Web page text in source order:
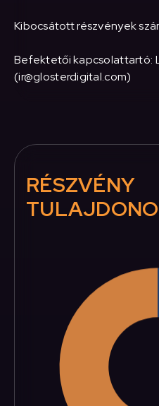
Kibocsátott részvények
Befektetői kapcsolattartó:
(ir@glosterdigital.com)
RÉSZVÉNY